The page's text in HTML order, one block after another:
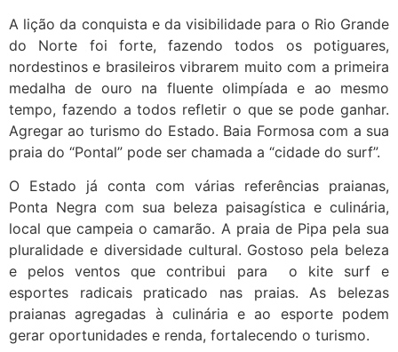
A lição da conquista e da visibilidade para o Rio Grande
do Norte foi forte, fazendo todos os potiguares,
nordestinos e brasileiros vibrarem muito com a primeira
medalha de ouro na fluente olimpíada e ao mesmo
tempo, fazendo a todos refletir o que se pode ganhar.
Agregar ao turismo do Estado. Baia Formosa com a sua
praia do “Pontal” pode ser chamada a “cidade do surf”.
O Estado já conta com várias referências praianas,
Ponta Negra com sua beleza paisagística e culinária,
local que campeia o camarão. A praia de Pipa pela sua
pluralidade e diversidade cultural. Gostoso pela beleza
e pelos ventos que contribui para o kite surf e
esportes radicais praticado nas praias. As belezas
praianas agregadas à culinária e ao esporte podem
gerar oportunidades e renda, fortalecendo o turismo.